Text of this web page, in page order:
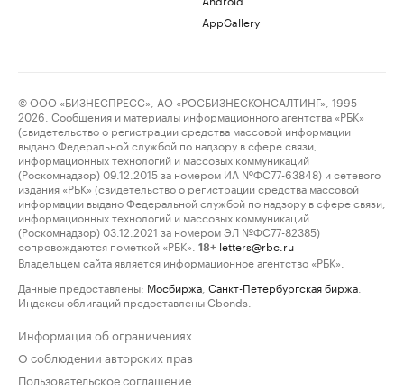
AppGallery
© ООО «БИЗНЕСПРЕСС», АО «РОСБИЗНЕСКОНСАЛТИНГ», 1995–
2026. Сообщения и материалы информационного агентства «РБК»
(свидетельство о регистрации средства массовой информации
выдано Федеральной службой по надзору в сфере связи,
информационных технологий и массовых коммуникаций
(Роскомнадзор) 09.12.2015 за номером ИА №ФС77-63848) и сетевого
издания «РБК» (свидетельство о регистрации средства массовой
информации выдано Федеральной службой по надзору в сфере связи,
информационных технологий и массовых коммуникаций
(Роскомнадзор) 03.12.2021 за номером ЭЛ №ФС77-82385)
сопровождаются пометкой «РБК».
18+ letters@rbc.ru
Владельцем сайта является информационное агентство «РБК».
Данные предоставлены: Мосбиржа Санкт-Петербургская биржа
Индексы облигаций предоставлены Cbonds.
Информация об ограничениях
О соблюдении авторских прав
Пользовательское соглашение